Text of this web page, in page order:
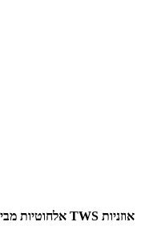
אוזניות TWS אלחוטיות מבית Samsung דגם Galaxy Buds4 Pro